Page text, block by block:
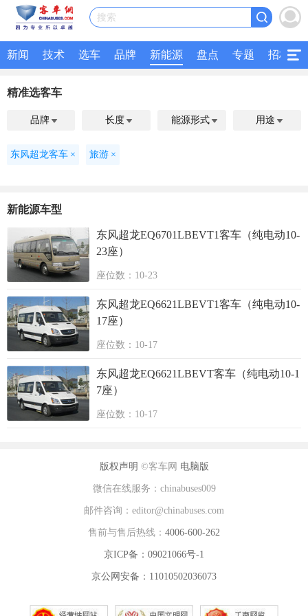
搜索
新闻 技术 选车 品牌 新能源 盘点 专题 招标
精准选客车
品牌 长度 能源形式 用途 
东风超龙客车 × 旅游 ×
新能源车型
东风超龙EQ6701LBEVT1客车（纯电动10-
23座）
座位数：10-23
东风超龙EQ6621LBEVT1客车（纯电动10-
17座）
座位数：10-17
东风超龙EQ6621LBEVT客车（纯电动10-1
7座）
座位数：10-17
版权声明 ©客车网 电脑版
微信在线服务：chinabuses009
邮件咨询：editor@chinabuses.com
售前与售后热线： 4006-600-262
京ICP备：09021066号-1
京公网安备：11010502036073